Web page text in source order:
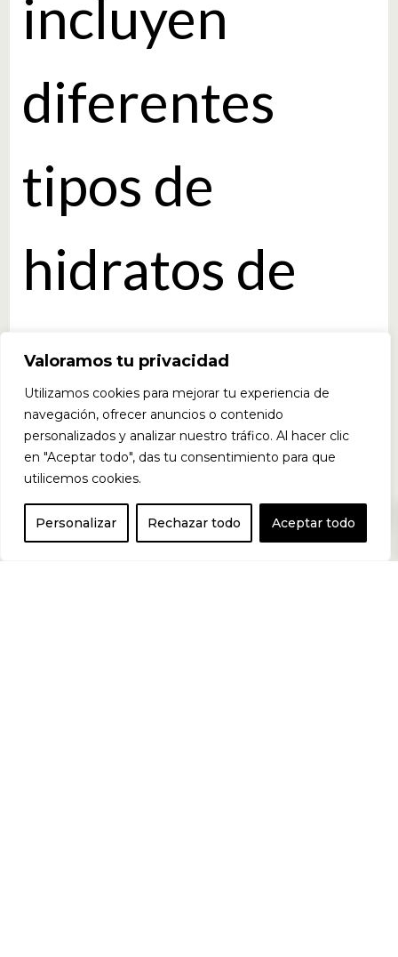
Valoramos tu privacidad
Utilizamos cookies para mejorar tu experiencia de
navegación, ofrecer anuncios o contenido
personalizados y analizar nuestro tráfico. Al hacer clic
en "Aceptar todo", das tu consentimiento para que
utilicemos cookies.
Personalizar Rechazar todo Aceptar todo
incluyen
diferentes
tipos de
hidratos de
carbono a lo
largo del día,
el arroz es una